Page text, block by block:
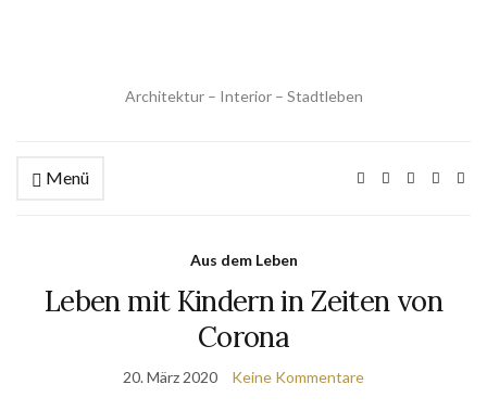
Architektur – Interior – Stadtleben
Menü
Aus dem Leben
Leben mit Kindern in Zeiten von
Corona
20. März 2020 Keine Kommentare